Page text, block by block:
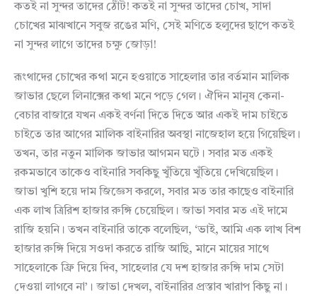
কতই না সুন্দর তাদের ঠোঁট! কতই না সুন্দর তাদের চোখ, সাদা
চোখের মাঝখানে সবুজ রঙের মণি, সেই মণিতে হলুদের ছাপে কতই
না সুন্দর লাগে তাদের চক্ষু জোড়া!
রূংথাদের চোখের কথা মনে হওয়াতে সাহেলার তার বর্তমান মালিক
জাভার ছেলে লিনাক্সের কথা মনে পড়ে গেল। ঐদিন মানুষ কেনা-
বেচার বাজারে যখন একই বর্ণনা দিতে দিতে আর একই দাম চাইতে
চাইতে তার আগের মালিক বাইনারির অবস্থা নাজেহাল হয়ে গিয়েছিল।
তখন, তার নতুন মালিক জাভার আগমন ঘটে। সবার মত একই
রকমভাবে তাকেও বাইনারি সবকিছু খুঁতিয়ে খুঁতিয়ে দেখিয়েছিল।
জাভা খুশি হয়ে দাম জিজ্ঞেস করলে, সবার মত তার কাছেও বাইনারি
এক লাখ ত্রিরিশ হাজার রুঙ্গি চেয়েছিল। জাভা সবার মত এই দামে
রাজি হয়নি। তখন বাইনারি তাকে বলেছিল, ‘ভাই, আমি এক লাখ বিশ
হাজার রুঙ্গি দিয়ে সওদা করতে রাজি আছি, মানে মায়ের সাথে
সাহেলাকে ফ্রি দিয়ে দিব, সাহেলার যে দশ হাজার রুঙ্গি দাম সেটা
দেওয়া লাগবে না’। জাভা দেখল, বাইনারির প্রস্তাব খারাপ কিছু না।